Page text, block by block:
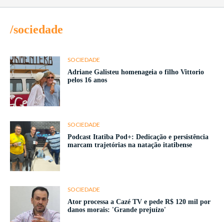
/sociedade
SOCIEDADE
Adriane Galisteu homenageia o filho Vittorio
pelos 16 anos
SOCIEDADE
Podcast Itatiba Pod+: Dedicação e persistência
marcam trajetórias na natação itatibense
SOCIEDADE
Ator processa a Cazé TV e pede R$ 120 mil por
danos morais: 'Grande prejuízo'